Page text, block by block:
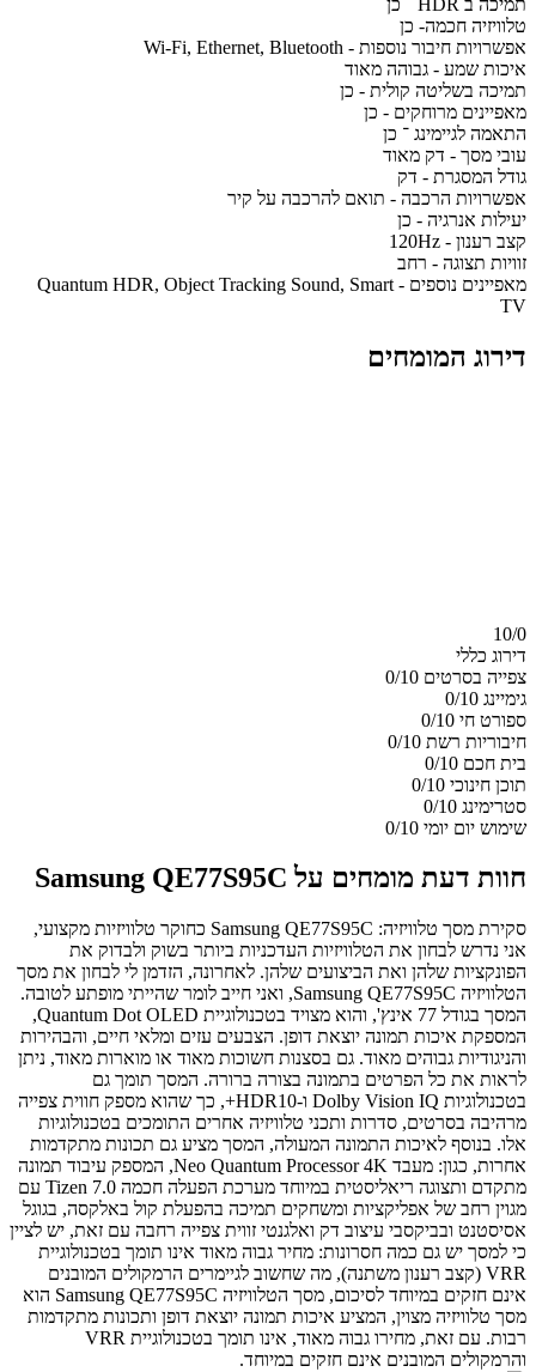
טלוויזיה חכמה- כן
אפשרויות חיבור נוספות - Wi-Fi, Ethernet, Bluetooth
איכות שמע - גבוהה מאוד
תמיכה בשליטה קולית - כן
מאפיינים מרוחקים - כן
התאמה לגיימינג ־ כן
עובי מסך - דק מאוד
גודל המסגרת - דק
אפשרויות הרכבה - תואם להרכבה על קיר
יעילות אנרגיה - כן
קצב רענון - 120Hz
זוויות תצוגה - רחב
מאפיינים נוספים - Quantum HDR, Object Tracking Sound, Smart
TV
דירוג המומחים
10/0
דירוג כללי
צפייה בסרטים 0/10
גימיינג 0/10
ספורט חי 0/10
חיבוריות רשת 0/10
בית חכם 0/10
תוכן חינוכי 0/10
סטרימינג 0/10
שימוש יום יומי 0/10
חוות דעת מומחים על Samsung QE77S95C
סקירת מסך טלוויזיה: Samsung QE77S95C כחוקר טלוויזיות מקצועי,
אני נדרש לבחון את הטלוויזיות העדכניות ביותר בשוק ולבדוק את
הפונקציות שלהן ואת הביצועים שלהן. לאחרונה, הזדמן לי לבחון את מסך
הטלוויזיה Samsung QE77S95C, ואני חייב לומר שהייתי מופתע לטובה.
המסך בגודל 77 אינץ', והוא מצויד בטכנולוגיית Quantum Dot OLED,
המספקת איכות תמונה יוצאת דופן. הצבעים עזים ומלאי חיים, והבהירות
והניגודיות גבוהים מאוד. גם בסצנות חשוכות מאוד או מוארות מאוד, ניתן
לראות את כל הפרטים בתמונה בצורה ברורה. המסך תומך גם
בטכנולוגיות Dolby Vision IQ ו-HDR10+, כך שהוא מספק חווית צפייה
מרהיבה בסרטים, סדרות ותכני טלוויזיה אחרים התומכים בטכנולוגיות
אלו. בנוסף לאיכות התמונה המעולה, המסך מציע גם תכונות מתקדמות
אחרות, כגון: מעבד Neo Quantum Processor 4K, המספק עיבוד תמונה
מתקדם ותצוגה ריאליסטית במיוחד מערכת הפעלה חכמה Tizen 7.0 עם
מגוין רחב של אפליקציות ומשחקים תמיכה בהפעלת קול באלקסה, בגוגל
אסיסטנט ובביקסבי עיצוב דק ואלגנטי זווית צפייה רחבה עם זאת, יש לציין
כי למסך יש גם כמה חסרונות: מחיר גבוה מאוד אינו תומך בטכנולוגיית
VRR (קצב רענון משתנה), מה שחשוב לגיימרים הרמקולים המובנים
אינם חזקים במיוחד לסיכום, מסך הטלוויזיה Samsung QE77S95C הוא
מסך טלוויזיה מצוין, המציע איכות תמונה יוצאת דופן ותכונות מתקדמות
רבות. עם זאת, מחירו גבוה מאוד, אינו תומך בטכנולוגיית VRR
והרמקולים המובנים אינם חזקים במיוחד.